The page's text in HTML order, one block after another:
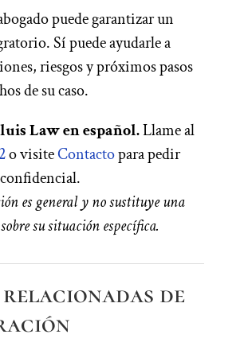
puede garantizar un
Sí puede ayudarle a
riesgos y próximos pasos
de su caso.
Law en español.Llame al
o visiteContactopara pedir
es general y no sustituye una
su situación específica.
relacionadas de